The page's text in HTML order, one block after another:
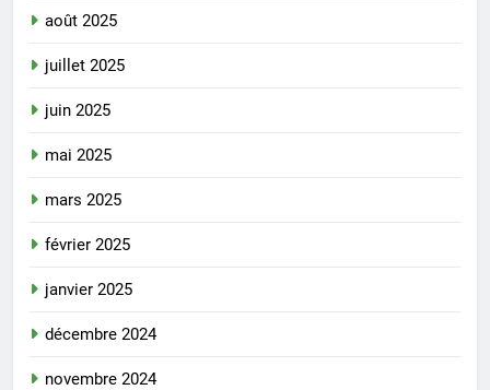
août 2025
juillet 2025
juin 2025
mai 2025
mars 2025
février 2025
janvier 2025
décembre 2024
novembre 2024